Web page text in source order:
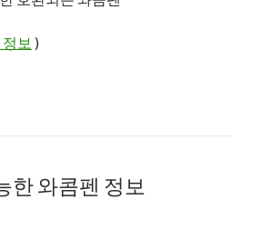
보 )
한 와콤펜 정보